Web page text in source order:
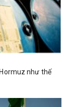
như thế